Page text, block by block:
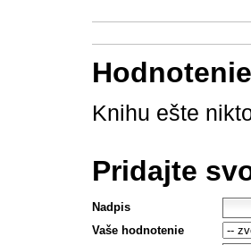
Knihu ešte
Pridajte
Nadpis
Vaše hodnotenie